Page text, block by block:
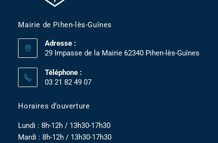
Mairie de Pihen-lès-Guînes
Adresse :
29 Impasse de la Mairie 62340 Pihen-lès-Guînes
Téléphone :
03 21 82 49 07
Horaires d’ouverture
Lundi : 8h-12h / 13h30-17h30
Mardi : 8h-12h / 13h30-17h30